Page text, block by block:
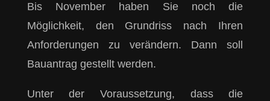
Bis November haben Sie noch die
Möglichkeit, den Grundriss nach Ihren
Anforderungen zu verändern. Dann soll
Bauantrag gestellt werden.
Unter der Voraussetzung, dass die